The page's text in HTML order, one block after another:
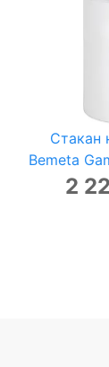
Стакан
Bemeta
2